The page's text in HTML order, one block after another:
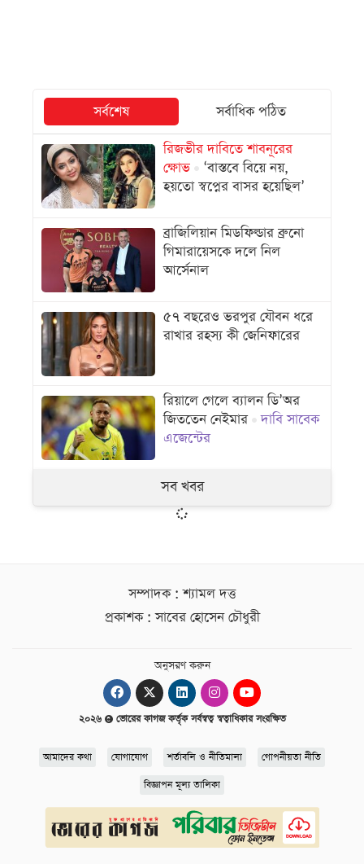
সর্বশেষ
সর্বাধিক পঠিত
রিজভীর দাবিতে শাবনূরের
ক্ষোভ
‘বাস্তবে বিয়ে নয়,
হয়তো স্বপ্নের বাসর হয়েছিল’
ব্রাজিলিয়ান মিডফিল্ডার ব্রুনো
গিমারায়েসকে দলে নিল
আর্সেনাল
৫৭ বছরেও ভরপুর যৌবন ধরে
রাখার রহস্য কী জেনিফারের
রিয়ালে গেলে ব্যালন ডি’অর
জিততেন নেইমার
দাবি সাবেক
এজেন্টের
সব খবর
সম্পাদক : শ্যামল দত্ত
প্রকাশক : সাবের হোসেন চৌধুরী
অনুসরণ করুন
২০২৬ ভোরের কাগজ কর্তৃক সর্বস্বত্ব স্বত্বাধিকার সংরক্ষিত
আমাদের কথা যোগাযোগ শর্তাবলি ও নীতিমালা গোপনীয়তা নীতি
বিজ্ঞাপন মূল্য তালিকা